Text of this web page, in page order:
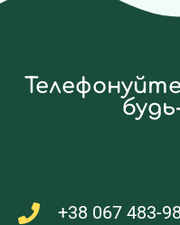
+38 067 483-